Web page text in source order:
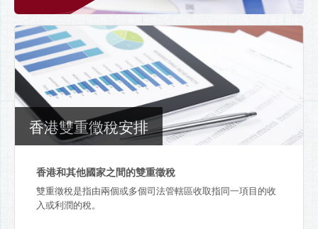
香港雙重徵稅安排
香港和其他國家之間的雙重徵稅
雙重徵稅是指由兩個或多個司法管轄區收取指同一項目的收
入或利潤的稅。